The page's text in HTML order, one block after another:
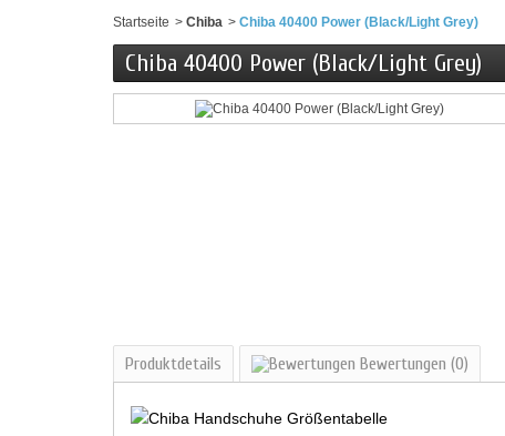
Startseite > Chiba > Chiba 40400 Power (Black/Light Grey)
Chiba 40400 Power (Black/Light Grey)
Produktdetails Bewertungen (0)